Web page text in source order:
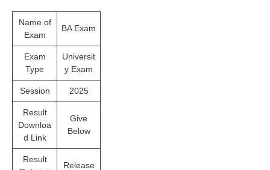
Name of
Exam
BA Exam
Exam
Type
Universit
y Exam
Session 2025
Result
Downloa
d Link
Give
Below
Result
Release